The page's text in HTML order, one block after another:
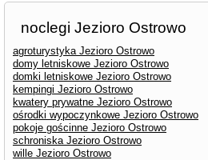
noclegi Jezioro Ostrowo
agroturystyka Jezioro Ostrowo
domy letniskowe Jezioro Ostrowo
domki letniskowe Jezioro Ostrowo
kempingi Jezioro Ostrowo
kwatery prywatne Jezioro Ostrowo
ośrodki wypoczynkowe Jezioro Ostrowo
pokoje gościnne Jezioro Ostrowo
schroniska Jezioro Ostrowo
wille Jezioro Ostrowo